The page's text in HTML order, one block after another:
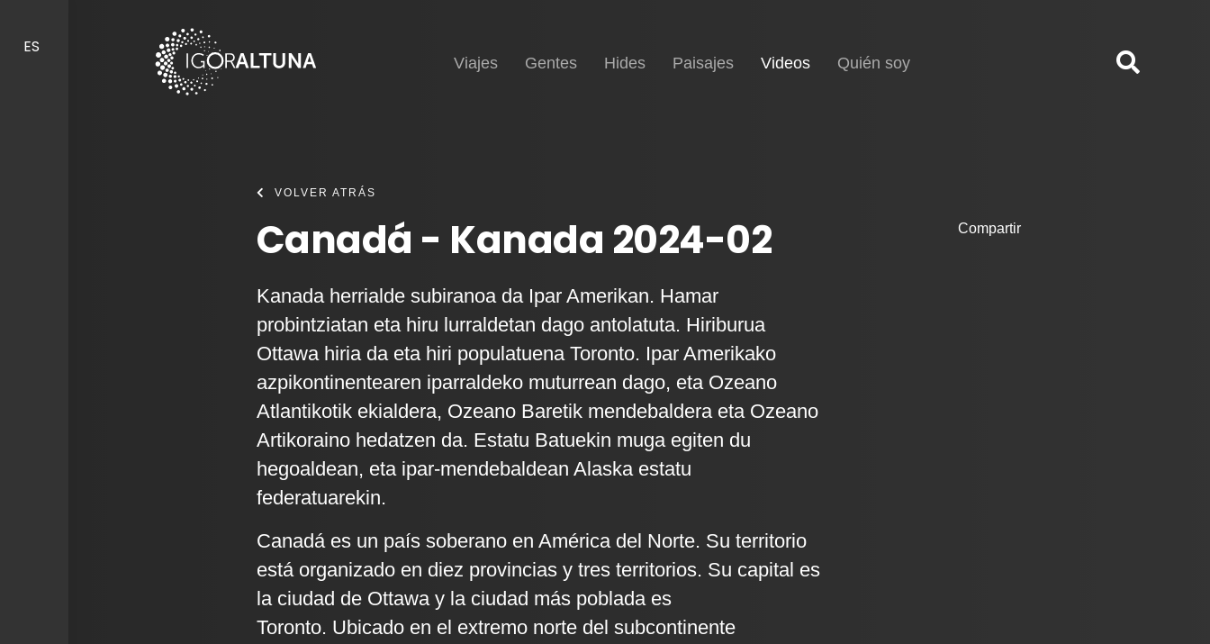
ES
Inicio
Viajes Gentes Hides Paisajes Videos(current)Quién soy
VOLVER ATRÁS
Canadá - Kanada 2024-02
Kanada herrialde subiranoa da Ipar Amerikan. Hamar
probintziatan eta hiru lurraldetan dago antolatuta. Hiriburua
Ottawa hiria da eta hiri populatuena Toronto. Ipar Amerikako
azpikontinentearen iparraldeko muturrean dago, eta Ozeano
Atlantikotik ekialdera, Ozeano Baretik mendebaldera eta Ozeano
Artikoraino hedatzen da. Estatu Batuekin muga egiten du
hegoaldean, eta ipar-mendebaldean Alaska estatu
federatuarekin.
Canadá es un país soberano en América del Norte. Su territorio
está organizado en diez provincias y tres territorios. Su capital es
la ciudad de Ottawa y la ciudad más poblada es
Toronto. Ubicado en el extremo norte del subcontinente
Compartir